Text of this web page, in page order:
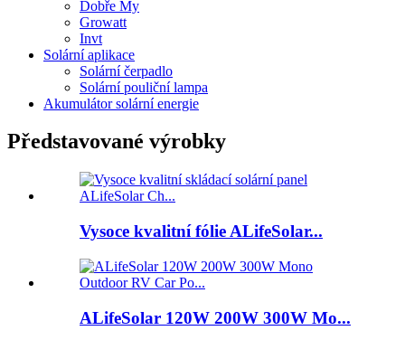
Dobře My
Growatt
Invt
Solární aplikace
Solární čerpadlo
Solární pouliční lampa
Akumulátor solární energie
Představované výrobky
Vysoce kvalitní fólie ALifeSolar...
ALifeSolar 120W 200W 300W Mo...